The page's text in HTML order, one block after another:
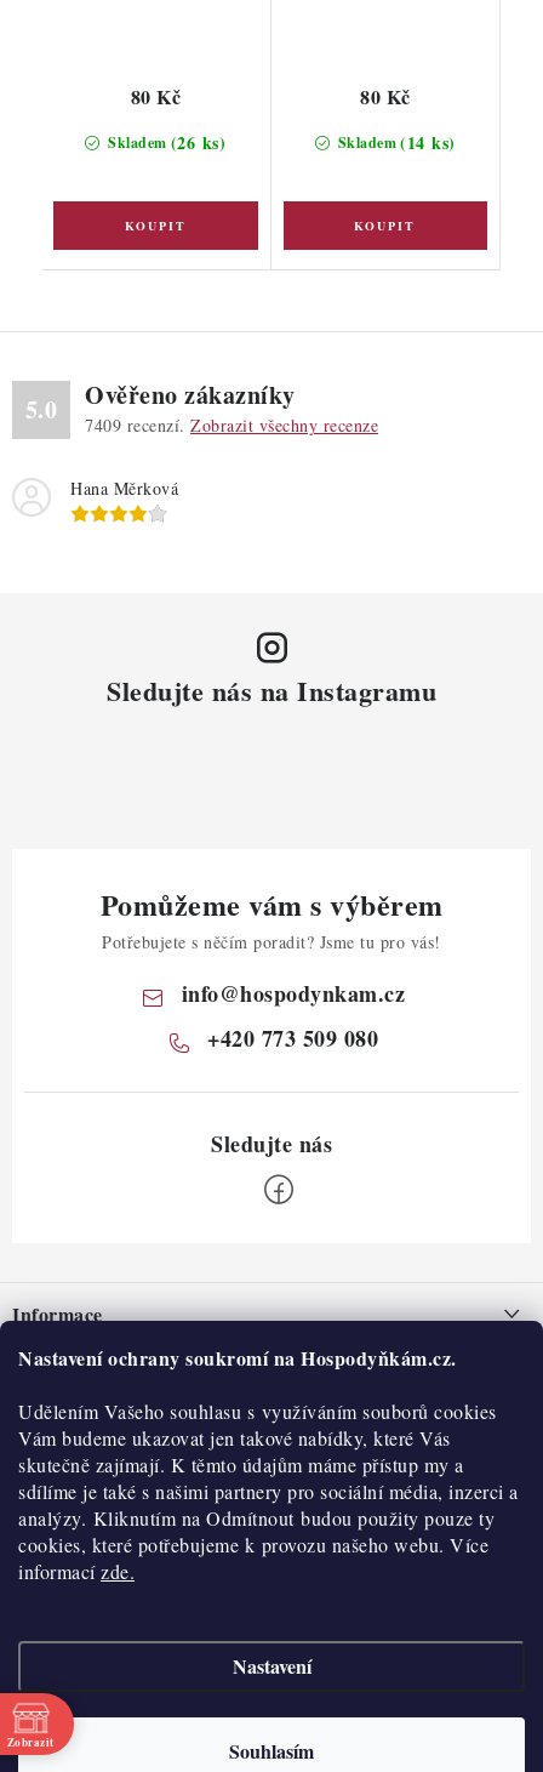
Nastavení ochrany soukromí na Hospodyňkám.cz.
Udělením Vašeho souhlasu s využíváním souborů cookies
Vám budeme ukazovat jen takové nabídky, které Vás
skutečně zajímají. K těmto údajům máme přístup my a
sdílíme je také s našimi partnery pro sociální média, inzerci a
analýzy. Kliknutím na Odmítnout budou použity pouze ty
cookies, které potřebujeme k provozu našeho webu. Více
informacízde.
Nastavení
Souhlasím
Skladem (26 ks)
80 Kč
Skladem(14 ks)
80 Kč
5.0 Ověřeno zákazníky
7409 recenzí. Zobrazit všechny recenze
Hana Měrková
Sledujte nás na Instagramu
Pomůžeme vám s výběrem
Potřebujete s něčím poradit? Jsme tu pro vás!
info@hospodynkam.cz
+420 773 509 080
pInformace
Nepřevzetí zásilky na dobírku
Obchodní podmínky
Hodnocení obchodu
Blog
Moje objednávka
O nás
Historie
Kontakty
O nákupu
Reklamace a vratky
Výdejní místa
Velkoobchod
Vytvořil Shoptet
Copyright 2026
cookies
Zobrazit